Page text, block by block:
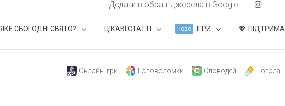
Додати в обрані джерела в Google
ЯКЕ СЬОГОДНІ СВЯТО? ЦІКАВІ СТАТТІ нове ІГРИ
Онлайн Ігри Головоломки Словодей Погода